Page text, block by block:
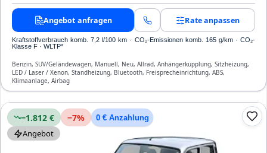
Angebot anfragen Rate anpassen
Kraftstoffverbrauch komb. 7,2 l/100 km · CO₂-Emissionen komb. 165 g/km · CO₂-
Klasse F · WLTP*
Benzin, SUV/Geländewagen, Manuell, Neu, Allrad, Anhängerkupplung, Sitzheizung,
LED / Laser / Xenon, Standheizung, Bluetooth, Freisprecheinrichtung, ABS,
Klimaanlage, Airbag
−1.812 € −7% 0 € Anzahlung
Angebot